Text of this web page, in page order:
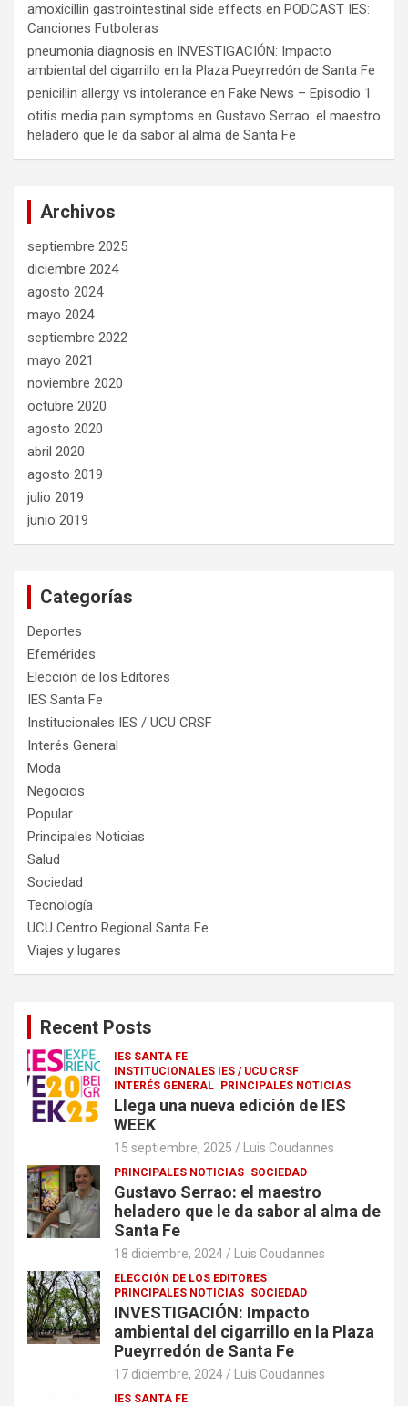
amoxicillin gastrointestinal side effects en PODCAST IES:
Canciones Futboleras
pneumonia diagnosis en
INVESTIGACIÓN: Impacto
ambiental del cigarrillo en la Plaza Pueyrredón de Santa Fe
penicillin allergy vs intolerance en Fake News – Episodio 1
otitis media pain symptoms en Gustavo Serrao: el maestro
heladero que le da sabor al alma de Santa Fe
Archivos
septiembre 2025
diciembre 2024
agosto 2024
mayo 2024
septiembre 2022
mayo 2021
noviembre 2020
octubre 2020
agosto 2020
abril 2020
agosto 2019
julio 2019
junio 2019
Categorías
Deportes
Efemérides
Elección de los Editores
IES Santa Fe
Institucionales IES / UCU CRSF
Interés General
Moda
Negocios
Popular
Principales Noticias
Salud
Sociedad
Tecnología
UCU Centro Regional Santa Fe
Viajes y lugares
Recent Posts
IES SANTA FE
INSTITUCIONALES IES / UCU CRSF
INTERÉS GENERAL
PRINCIPALES NOTICIAS
Llega una nueva edición de IES
WEEK
15 septiembre, 2025 Luis Coudannes
PRINCIPALES NOTICIAS SOCIEDAD
Gustavo Serrao: el maestro
heladero que le da sabor al alma de
Santa Fe
18 diciembre, 2024 Luis Coudannes
ELECCIÓN DE LOS EDITORES
PRINCIPALES NOTICIAS SOCIEDAD
INVESTIGACIÓN: Impacto
ambiental del cigarrillo en la Plaza
Pueyrredón de Santa Fe
17 diciembre, 2024 Luis Coudannes
IES SANTA FE